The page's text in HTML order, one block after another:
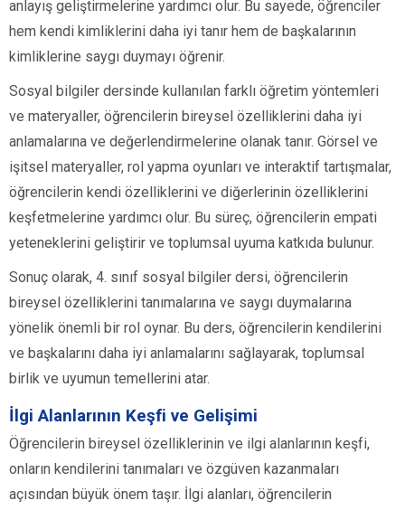
anlayış geliştirmelerine yardımcı olur. Bu sayede, öğrenciler
hem kendi kimliklerini daha iyi tanır hem de başkalarının
kimliklerine saygı duymayı öğrenir.
Sosyal bilgiler dersinde kullanılan farklı öğretim yöntemleri
ve materyaller, öğrencilerin bireysel özelliklerini daha iyi
anlamalarına ve değerlendirmelerine olanak tanır. Görsel ve
işitsel materyaller, rol yapma oyunları ve interaktif tartışmalar,
öğrencilerin kendi özelliklerini ve diğerlerinin özelliklerini
keşfetmelerine yardımcı olur. Bu süreç, öğrencilerin empati
yeteneklerini geliştirir ve toplumsal uyuma katkıda bulunur.
Sonuç olarak, 4. sınıf sosyal bilgiler dersi, öğrencilerin
bireysel özelliklerini tanımalarına ve saygı duymalarına
yönelik önemli bir rol oynar. Bu ders, öğrencilerin kendilerini
ve başkalarını daha iyi anlamalarını sağlayarak, toplumsal
birlik ve uyumun temellerini atar.
İlgi Alanlarının Keşfi ve Gelişimi
Öğrencilerin bireysel özelliklerinin ve ilgi alanlarının keşfi,
onların kendilerini tanımaları ve özgüven kazanmaları
açısından büyük önem taşır. İlgi alanları, öğrencilerin